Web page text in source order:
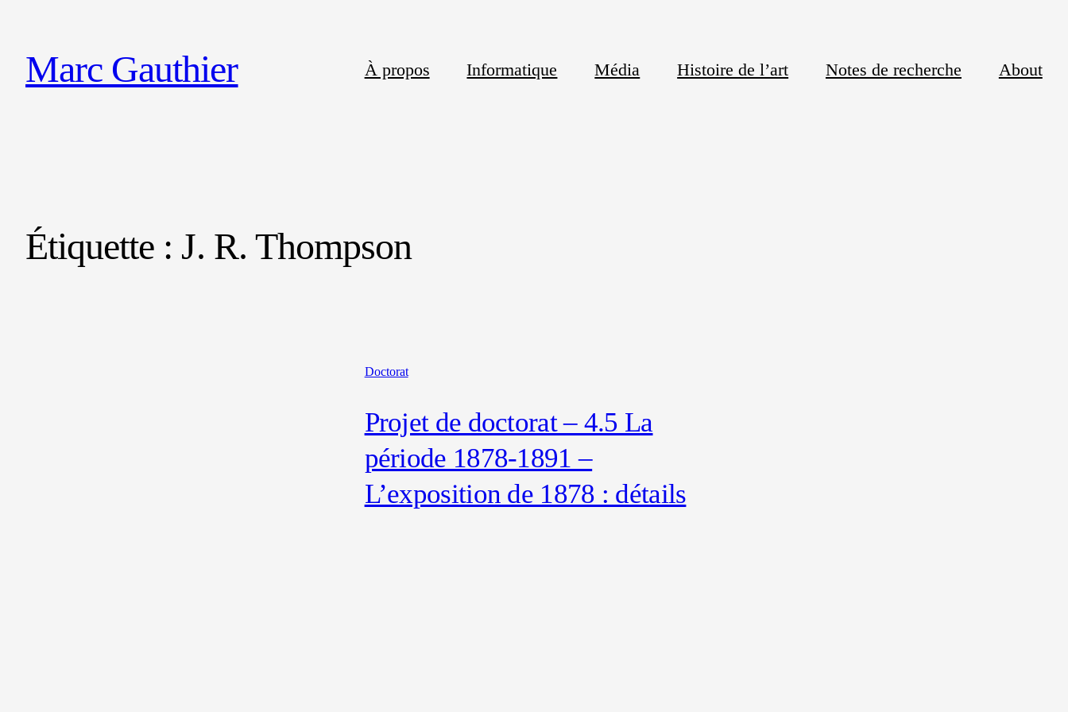
Marc Gauthier À propos Informatique Média Histoire de l’art Notes de recherche About
Étiquette : J. R. Thompson
Doctorat
Projet de doctorat – 4.5 La
période 1878-1891 –
L’exposition de 1878 : détails